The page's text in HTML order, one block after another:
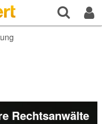
Rechtsanwälte